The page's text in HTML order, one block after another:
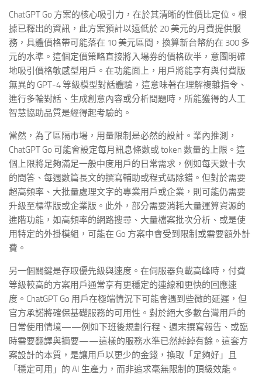
ChatGPT Go 方案的核心吸引力，在於其清晰的性價比定位。根
據已釋出的資訊，此方案預計以遠低於 20 美元的月費提供服
務，具體價格帶可能落在 10 美元區間，換算新台幣約在 300 多
元的水準。這個定價策略直接將入場券的價格砍半，意圖明確
地吸引價格敏感型用戶。在功能面上，用戶將能享有與付費版
無異的 GPT-4 等級模型對話體驗，這意味著在理解複雜指令、
進行多輪對話、生成創意內容或分析問題時，所能獲得的人工
智慧協助品質是經得起考驗的。
當然，為了區隔市場，用量限制是必然的設計。業內推測，
ChatGPT Go 可能會設定每月訊息條數或 token 數量的上限。這
個上限將足夠滿足一般中度用戶的日常需求，例如每天數十次
的問答、每週數篇長文的撰寫輔助或程式碼除錯。但對於需要
超高頻率、大批量處理文字的專業用戶或企業，則可能仍需要
升級至標準版或企業版。此外，部分需要消耗大量運算資源的
進階功能，如高頻率的網路搜尋、大量檔案批次分析、或是使
用特定的外掛模組，可能在 Go 方案中會受到限制或需要額外計
費。
另一個關鍵是存取優先級與速度。在伺服器負載高峰時，付費
等級較高的方案用戶通常享有更穩定的連線和更快的回應速
度。ChatGPT Go 用戶在極端情況下可能會遇到些微的延遲，但
官方承諾將確保基礎服務的可用性。對於絕大多數台灣用戶的
日常使用情境——例如下班後規劃行程、週末撰寫報告、或臨
時需要翻譯與摘要——這樣的服務水準已然綽綽有餘。這套方
案設計的本質，是讓用戶以更少的金錢，換取「足夠好」且
「穩定可用」的 AI 生產力，而非追求毫無限制的頂級效能。